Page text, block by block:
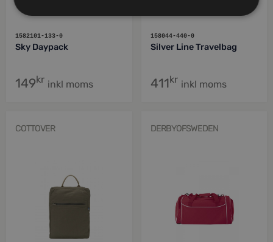
1582101-133-0
Sky Daypack
149kr inkl moms
158044-440-0
Silver Line Travelbag
411kr inkl moms
COTTOVER DERBYOFSWEDEN